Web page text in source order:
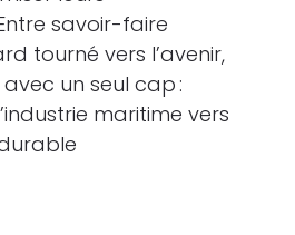
savoir-faire
tourné vers l’avenir,
un seul cap :
maritime vers